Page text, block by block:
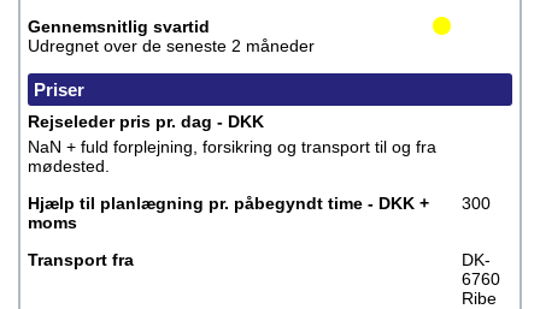
Gennemsnitlig svartid
Udregnet over de seneste 2 måneder
Priser
Rejseleder pris pr. dag - DKK
NaN + fuld forplejning, forsikring og transport til og fra
mødested.
Hjælp til planlægning pr. påbegyndt time - DKK +
moms
300
Transport fra
DK-
6760
Ribe